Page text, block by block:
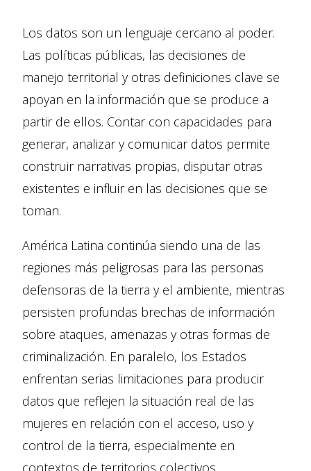
Los datos son un lenguaje cercano al poder.
Las políticas públicas, las decisiones de
manejo territorial y otras definiciones clave se
apoyan en la información que se produce a
partir de ellos. Contar con capacidades para
generar, analizar y comunicar datos permite
construir narrativas propias, disputar otras
existentes e influir en las decisiones que se
toman.
América Latina continúa siendo una de las
regiones más peligrosas para las personas
defensoras de la tierra y el ambiente, mientras
persisten profundas brechas de información
sobre ataques, amenazas y otras formas de
criminalización. En paralelo, los Estados
enfrentan serias limitaciones para producir
datos que reflejen la situación real de las
mujeres en relación con el acceso, uso y
control de la tierra, especialmente en
contextos de territorios colectivos.